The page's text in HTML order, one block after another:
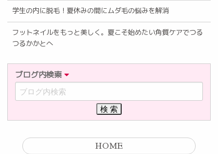
学生の内に脱毛！夏休みの間にムダ毛の悩みを解消
フットネイルをもっと美しく。夏こそ始めたい角質ケアでつる
つるかかとへ
ブログ内検索
HOME